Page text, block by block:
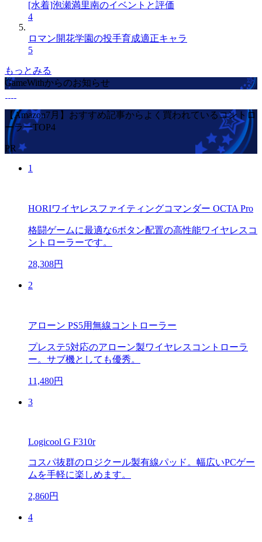
[水着]泡瀬満里南のイベントと評価
4
ロマン開花学園の投手育成適正キャラ
5
もっとみる
GameWithからのお知らせ
【Amazon7月】おすすめ記事からよく買われているコントロ
ーラーTOP4
PR
1
HORIワイヤレスファイティングコマンダー OCTA Pro
格闘ゲームに最適な6ボタン配置の高性能ワイヤレスコ
ントローラーです。
28,308円
2
アローン PS5用無線コントローラー
プレステ5対応のアローン製ワイヤレスコントローラ
ー。サブ機としても優秀。
11,480円
3
Logicool G F310r
コスパ抜群のロジクール製有線パッド。幅広いPCゲー
ムを手軽に楽しめます。
2,860円
4